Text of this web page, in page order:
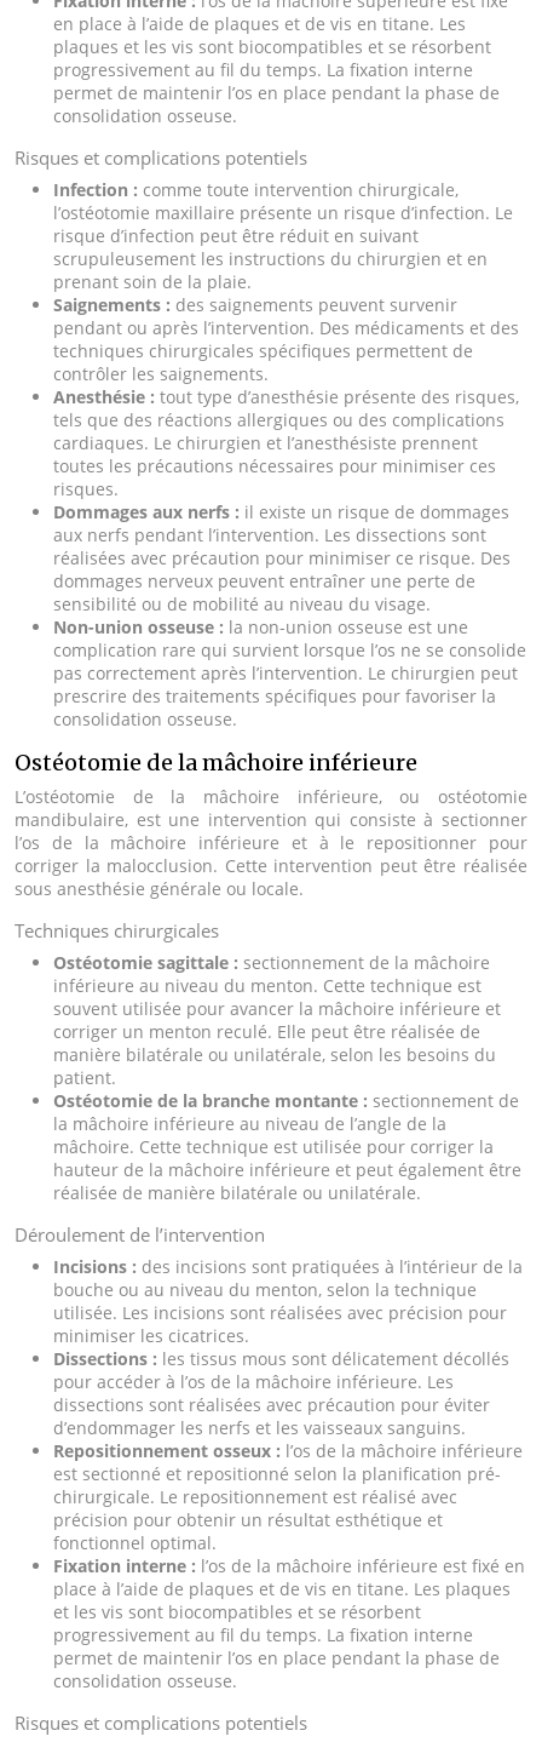
en place à l’aide de plaques et de vis en titane. Les
plaques et les vis sont biocompatibles et se résorbent
progressivement au fil du temps. La fixation interne
permet de maintenir l’os en place pendant la phase de
consolidation osseuse.
Risques et complications potentiels
Infection : comme toute intervention chirurgicale,
l’ostéotomie maxillaire présente un risque d’infection. Le
risque d’infection peut être réduit en suivant
scrupuleusement les instructions du chirurgien et en
prenant soin de la plaie.
Saignements : des saignements peuvent survenir
pendant ou après l’intervention. Des médicaments et des
techniques chirurgicales spécifiques permettent de
contrôler les saignements.
Anesthésie : tout type d’anesthésie présente des risques,
tels que des réactions allergiques ou des complications
cardiaques. Le chirurgien et l’anesthésiste prennent
toutes les précautions nécessaires pour minimiser ces
risques.
Dommages aux nerfs : il existe un risque de dommages
aux nerfs pendant l’intervention. Les dissections sont
réalisées avec précaution pour minimiser ce risque. Des
dommages nerveux peuvent entraîner une perte de
sensibilité ou de mobilité au niveau du visage.
Non-union osseuse : la non-union osseuse est une
complication rare qui survient lorsque l’os ne se consolide
pas correctement après l’intervention. Le chirurgien peut
prescrire des traitements spécifiques pour favoriser la
consolidation osseuse.
Ostéotomie de la mâchoire inférieure
L’ostéotomie de la mâchoire inférieure, ou ostéotomie
mandibulaire, est une intervention qui consiste à sectionner
l’os de la mâchoire inférieure et à le repositionner pour
corriger la malocclusion. Cette intervention peut être réalisée
sous anesthésie générale ou locale.
Techniques chirurgicales
Ostéotomie sagittale : sectionnement de la mâchoire
inférieure au niveau du menton. Cette technique est
souvent utilisée pour avancer la mâchoire inférieure et
corriger un menton reculé. Elle peut être réalisée de
manière bilatérale ou unilatérale, selon les besoins du
patient.
Ostéotomie de la branche montante : sectionnement de
la mâchoire inférieure au niveau de l’angle de la
mâchoire. Cette technique est utilisée pour corriger la
hauteur de la mâchoire inférieure et peut également être
réalisée de manière bilatérale ou unilatérale.
Déroulement de l’intervention
Incisions : des incisions sont pratiquées à l’intérieur de la
bouche ou au niveau du menton, selon la technique
utilisée. Les incisions sont réalisées avec précision pour
minimiser les cicatrices.
Dissections : les tissus mous sont délicatement décollés
pour accéder à l’os de la mâchoire inférieure. Les
dissections sont réalisées avec précaution pour éviter
d’endommager les nerfs et les vaisseaux sanguins.
Repositionnement osseux : l’os de la mâchoire inférieure
est sectionné et repositionné selon la planification pré-
chirurgicale. Le repositionnement est réalisé avec
précision pour obtenir un résultat esthétique et
fonctionnel optimal.
Fixation interne : l’os de la mâchoire inférieure est fixé en
place à l’aide de plaques et de vis en titane. Les plaques
et les vis sont biocompatibles et se résorbent
progressivement au fil du temps. La fixation interne
permet de maintenir l’os en place pendant la phase de
consolidation osseuse.
Risques et complications potentiels